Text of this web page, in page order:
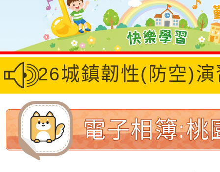
城鎮韌性(防空)演習
電子相簿:桃